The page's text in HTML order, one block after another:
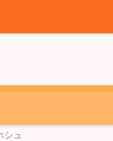
シュ